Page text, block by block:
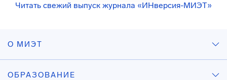
Читать свежий выпуск журнала «ИНверсия-МИЭТ»
О МИЭТ
ОБРАЗОВАНИЕ